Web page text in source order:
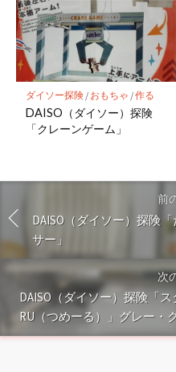
ダイソー探険/ おもちゃ /作る
DAISO（ダイソー）探険
「クレーンゲーム」
前
DAISO（ダイソー）探険
サー」
次
DAISO（ダイソー）探険「
RU（つめーる）」グレー・